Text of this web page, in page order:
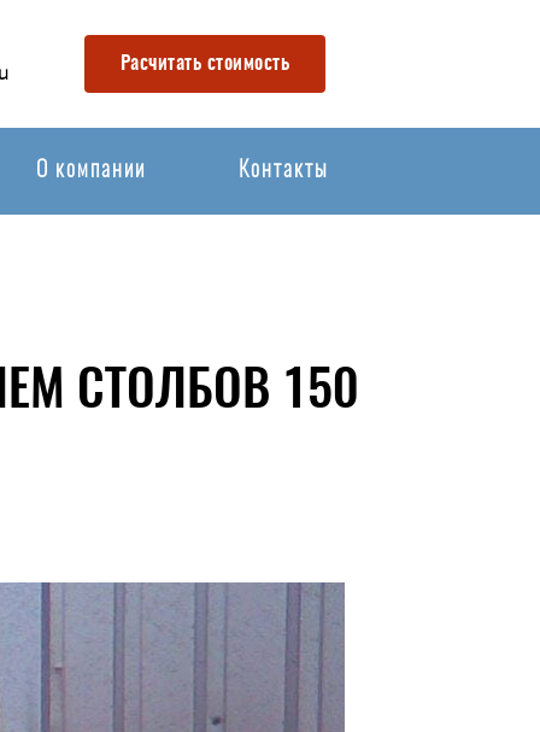
Расчитать стоимость
О компании Контакты
СТОЛБОВ 150